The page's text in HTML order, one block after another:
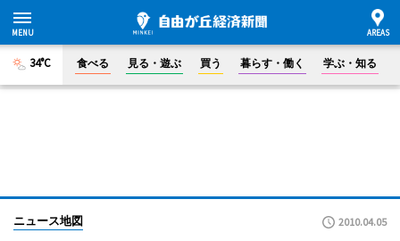
34°C 食べる 見る・遊ぶ 買う 暮らす・働く 学ぶ・知る
ニュース地図 2010.04.05